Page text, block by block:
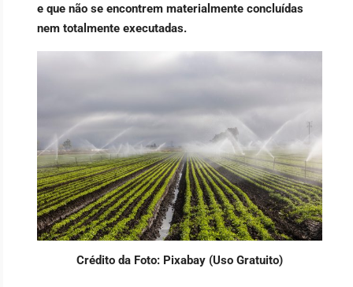
e que não se encontrem materialmente concluídas
nem totalmente executadas.
Crédito da Foto: Pixabay (Uso Gratuito)